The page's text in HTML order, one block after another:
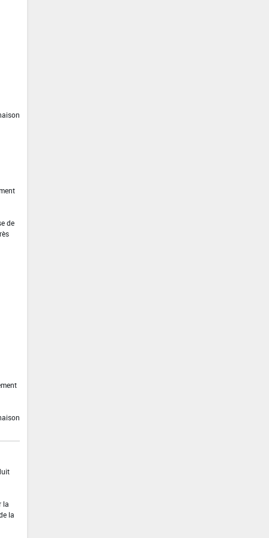
de
la
la